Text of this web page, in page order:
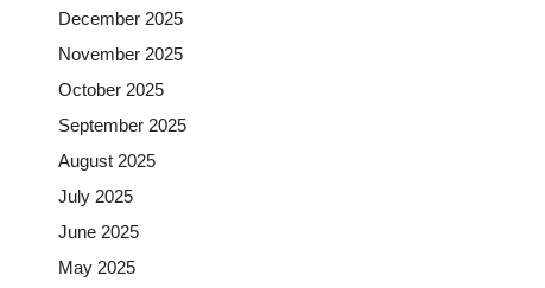
December 2025
November 2025
October 2025
September 2025
August 2025
July 2025
June 2025
May 2025